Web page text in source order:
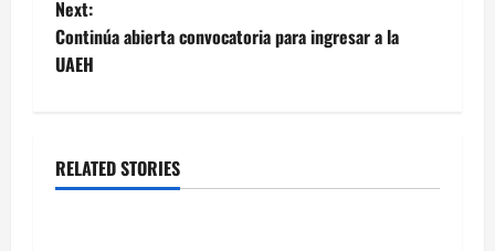
Next:
Continúa abierta convocatoria para ingresar a la
UAEH
RELATED STORIES
Estados Portada